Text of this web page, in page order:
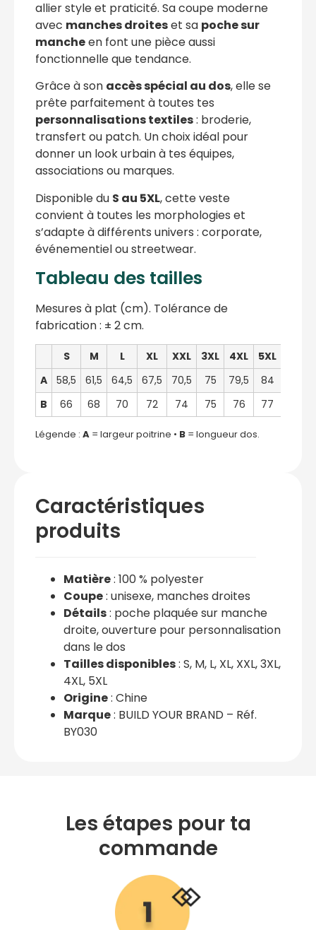
allier style et praticité. Sa coupe moderne
avec manches droiteset sa poche sur
mancheen font une pièce aussi
fonctionnelle que tendance.
Grâce à son accès spécial au dos, elle se
prête parfaitement à toutes tes
personnalisations textiles: broderie,
transfert ou patch. Un choix idéal pour
donner un look urbain à tes équipes,
associations ou marques.
Disponible du S au 5XL, cette veste
convient à toutes les morphologies et
s’adapte à différents univers : corporate,
événementiel ou streetwear.
Tableau des tailles
Mesures à plat (cm). Tolérance de
fabrication : ± 2 cm.
S M L XL XXL 3XL 4XL
5XL
A
58,5 61,5 64,5 67,5 70,5 75 79,5
84
B
66 68 70 72 74 75 76 77
Légende : A = largeur poitrine • B = longueur dos.
Caractéristiques
produits
Matière: 100 % polyester
Coupe: unisexe, manches droites
Détails: poche plaquée sur manche
droite, ouverture pour personnalisation
dans le dos
Tailles disponibles: S, M, L, XL, XXL, 3XL,
4XL, 5XL
Origine: Chine
Marque: BUILD YOUR BRAND – Réf.
BY030
Les étapes pour ta
commande